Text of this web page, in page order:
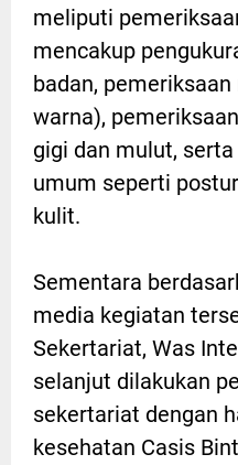
meliputi
mencakup
badan,
warna),
gigi dan mulut,
umum seperti
kulit.
Sementara
media kegiatan
Sekertariat, Was
selanjut dilakukan
sekertariat dengan
kesehatan Casis